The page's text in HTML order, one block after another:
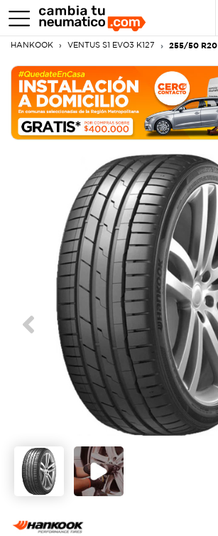
HANKOOK VENTUS S1 EVO3 K127 255/50 R20
Previous